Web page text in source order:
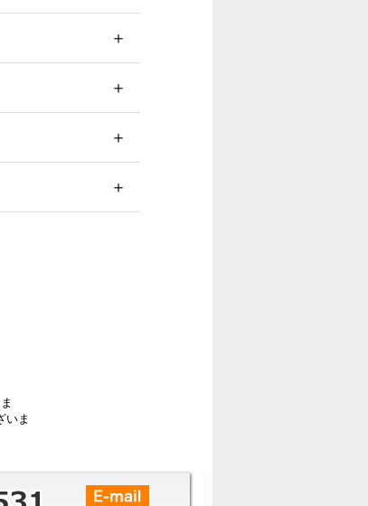
いま